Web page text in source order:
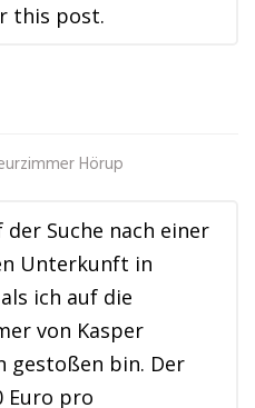
this post.
Hörup
der Suche nach einer
Unterkunft in
ich auf die
von Kasper
gestoßen bin. Der
Euro pro